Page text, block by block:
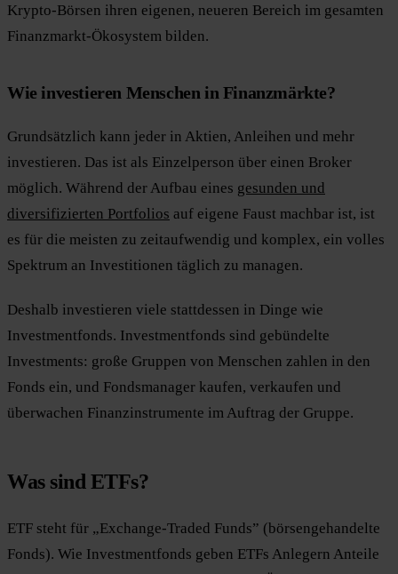
Krypto-Börsen ihren eigenen, neueren Bereich im gesamten
Finanzmarkt-Ökosystem bilden.
Wie investieren Menschen in Finanzmärkte?
Grundsätzlich kann jeder in Aktien, Anleihen und mehr
investieren. Das ist als Einzelperson über einen Broker
möglich. Während der Aufbau eines gesunden und
diversifizierten Portfolios auf eigene Faust machbar ist, ist
es für die meisten zu zeitaufwendig und komplex, ein volles
Spektrum an Investitionen täglich zu managen.
Deshalb investieren viele stattdessen in Dinge wie
Investmentfonds. Investmentfonds sind gebündelte
Investments: große Gruppen von Menschen zahlen in den
Fonds ein, und Fondsmanager kaufen, verkaufen und
überwachen Finanzinstrumente im Auftrag der Gruppe.
Was sind ETFs?
ETF steht für „Exchange-Traded Funds” (börsengehandelte
Fonds). Wie Investmentfonds geben ETFs Anlegern Anteile